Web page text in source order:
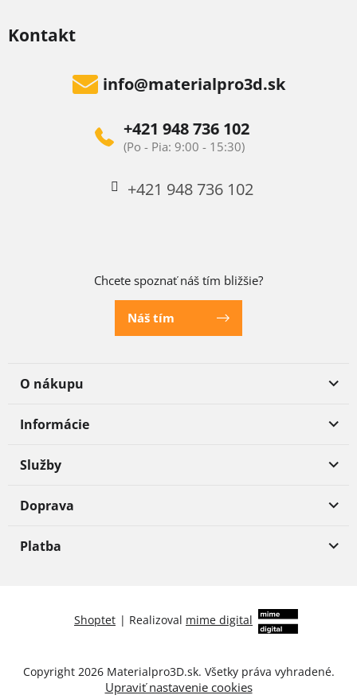
Kontakt
info@materialpro3d.sk
+421 948 736 102
+421 948 736 102
Chcete spoznať náš tím bližšie?
Náš tím
O nákupu
Informácie
Služby
Doprava
Platba
Shoptet | Realizoval mime digital
Copyright 2026 Materialpro3D.sk. Všetky práva vyhradené.
Upraviť nastavenie cookies